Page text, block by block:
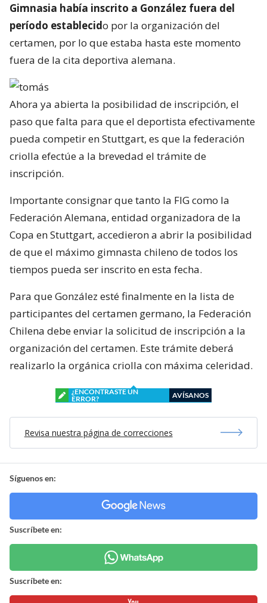
Gimnasia había inscrito a González fuera del
período establecido por la organización del
certamen, por lo que estaba hasta este momento
fuera de la cita deportiva alemana.
Ahora ya abierta la posibilidad de inscripción, el
paso que falta para que el deportista efectivamente
pueda competir en Stuttgart, es que la federación
criolla efectúe a la brevedad el trámite de
inscripción.
Importante consignar que tanto la FIG como la
Federación Alemana, entidad organizadora de la
Copa en Stuttgart, accedieron a abrir la posibilidad
de que el máximo gimnasta chileno de todos los
tiempos pueda ser inscrito en esta fecha.
Para que González esté finalmente en la lista de
participantes del certamen germano, la Federación
Chilena debe enviar la solicitud de inscripción a la
organización del certamen. Este trámite deberá
realizarlo la orgánica criolla con máxima celeridad.
¿ENCONTRASTE UN
ERROR?
AVÍSANOS
Revisa nuestra página de correcciones
Síguenos en:
Suscríbete en:
Suscríbete en: